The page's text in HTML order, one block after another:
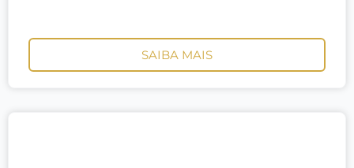
SAIBA MAIS